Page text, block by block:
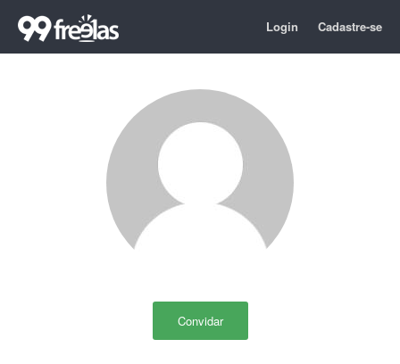
Login Cadastre-se
Convidar